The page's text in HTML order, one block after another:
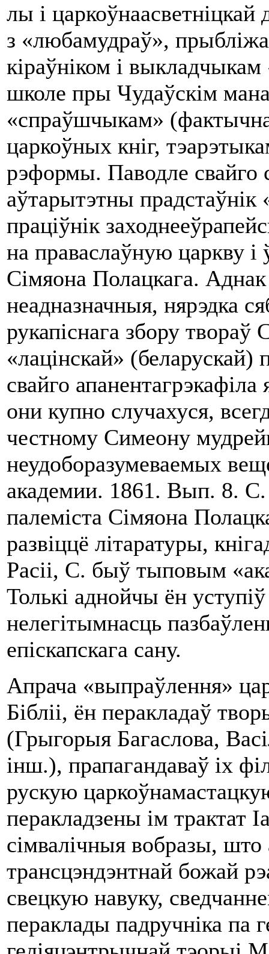
лы i царкоўнаасветніцкай
з «любамудраў»,
кіраўніком i
школе пры Чудаўскім
«спраўшчыкам»
царкоўных кніг,
рэформы. Паводле свайго
аўтарытэтны прадстаўнік
праціўнік
на праваслаўную царкву
Сімяона Полацкага.
неадназначныя, нярэдка
рукапіснага збору твораў
«лацінскай» (беларускай)
свайго
они купно случахуся,
чес­тному Симеону
неудоборазумеваемых
акаде­мии. 1861. Вып. 8. С.
палеміста Сімяона
развіццё літаратуры,
Расіі, С. быў тыповым
Толькі аднойчы ён
нелегітымнасць
епіскапскага сану.
Апрача «выпраўлення»
Бібліі, ён перакладаў
(Грыгорыя Багаслова,
інш.), прапагандаваў ix
рускую
перакладзены ім трактат
сімвалічныя вобразы,
трансцэндэнтнай божай
свецкую навуку,
пераклады падручніка па